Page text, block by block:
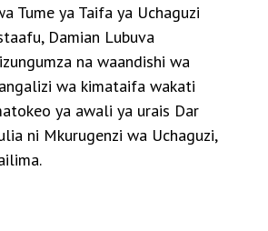
Tume ya Taifa ya Uchaguzi
Damian Lubuva
na waandishi wa
wa kimataifa wakati
ya awali ya urais Dar
ni Mkurugenzi wa Uchaguzi,